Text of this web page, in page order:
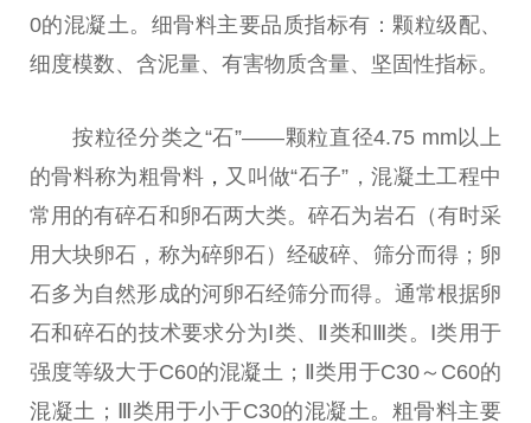
0的混凝土。细骨料主要品质指标有：颗粒级配、
细度模数、含泥量、 有害物质含量、坚固性指标。
按粒径分类之“石”——颗粒直径4.75 mm以上
的骨料称为粗骨料， 又叫做“石子”，混凝土工程中
常用的有碎石和卵石两大类。碎石为岩石（有时采
用大块卵石，称为碎卵石）经破碎、筛分而得；卵
石多为自然形成的河卵石经筛分而得。通常根据卵
石和碎石的技术要求分为Ⅰ类、Ⅱ类和Ⅲ类。Ⅰ类用于
强度等级大于C60的混凝土；Ⅱ类用于C30～C60的
混凝土；Ⅲ类用于小于C30的混凝土。粗骨料主要